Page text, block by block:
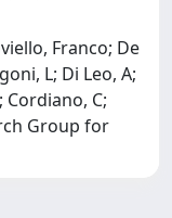
Franco; De
L; Di Leo, A;
Cordiano, C;
Group for